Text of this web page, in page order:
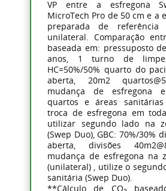
VP entre a esfregona
MicroTech Pro de 50 cm e a
preparada de referência
unilateral. Comparação
baseada em: pressuposto
anos, 1 turno de
HC=50%/50% quarto do
aberta, 20m2
mudança de esfregona
quartos e áreas
troca de esfregona em
utilizar segundo lado na
(Swep Duo), GBC: 70%/30%
aberta, divisões
mudança de esfregona na
(unilateral) , utilize o
sanitária (Swep Duo).
**Cálculo de CO₂